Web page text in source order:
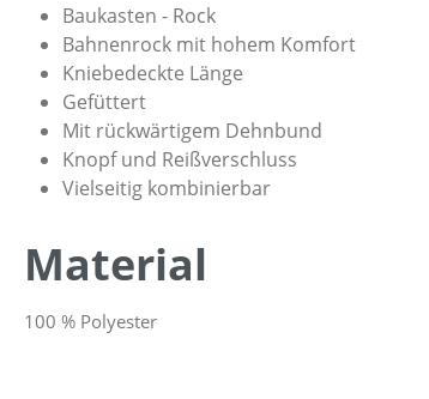
Baukasten - Rock
Bahnenrock mit hohem Komfort
Kniebedeckte Länge
Gefüttert
Mit rückwärtigem Dehnbund
Knopf und Reißverschluss
Vielseitig kombinierbar
Material
100 % Polyester